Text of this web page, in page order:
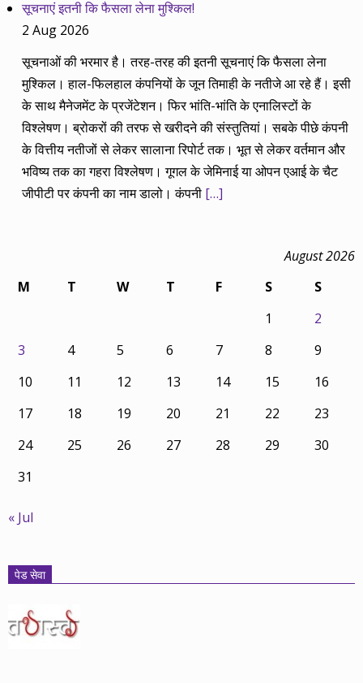
सूचनाएं इतनी कि फैसला लेना मुश्किल!
2 Aug 2026
सूचनाओं की भरमार है। तरह-तरह की इतनी सूचनाएं कि फैसला लेना
मुश्किल। हाल-फिलहाल कंपनियों के जून तिमाही के नतीजे आ रहे हैं। इसी
के साथ मैनेजमेंट के प्रजेंटेशन। फिर भांति-भांति के एनालिस्टों के
विश्लेषण। ब्रोकरों की तरफ से खरीदने की संस्तुतियां। सबके पीछे कंपनी
के वित्तीय नतीजों से लेकर सालाना रिपोर्ट तक। भूत से लेकर वर्तमान और
भविष्य तक का गहरा विश्लेषण। गूगल के जेमिनाई या ओपन एआई के चैट
जीपीटी पर कंपनी का नाम डालो। कंपनी […]
August 2026
M
T W T F S
S
1
2
3
4 5 6 7 8
9
10
11 12 13 14 15
16
17
18 19 20 21 22
23
24
25 26 27 28 29
30
31
« Jul
पेड सेवा